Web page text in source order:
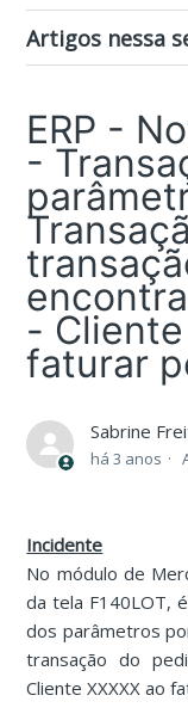
Artigos nessa
ERP -
-
- Cliente
faturar
Sabrine
há 3 anos
Incidente
No módulo de
da tela F140LOT,
dos parâmetros
transação do
Cliente XXXXX ao